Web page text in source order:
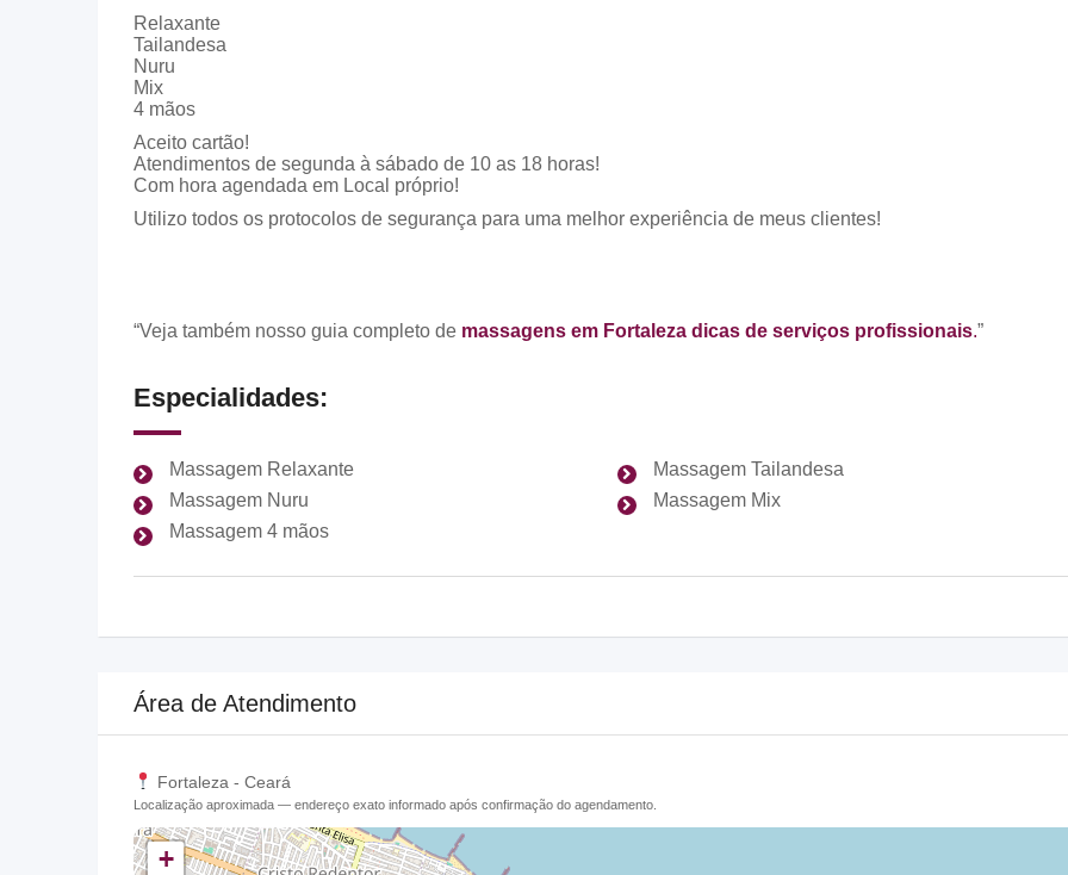
Relaxante
Tailandesa
Nuru
Mix
4 mãos
Aceito cartão!
Atendimentos de segunda à sábado de 10 as 18 horas!
Com hora agendada em Local próprio!
Utilizo todos os protocolos de segurança para uma melhor experiência de meus clientes!
“Veja também nosso guia completo de massagens em Fortaleza dicas de serviços profissionais.”
Especialidades:
Massagem Relaxante
Massagem Tailandesa
Massagem Nuru
Massagem Mix
Massagem 4 mãos
Área de Atendimento
Fortaleza - Ceará
Localização aproximada — endereço exato informado após confirmação do agendamento.
+